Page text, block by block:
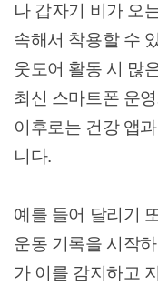
나 갑자기 비가 오
속해서 착용할 수
웃도어 활동 시 많
최신 스마트폰 운
이후로는 건강 앱
니다.
예를 들어 달리기
운동 기록을 시작
가 이를 감지하고